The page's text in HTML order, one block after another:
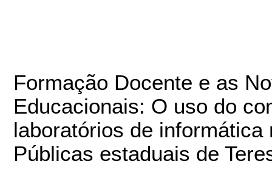
Formação Docente e as
Educacionais: O uso do
laboratórios de informática
Públicas estaduais de